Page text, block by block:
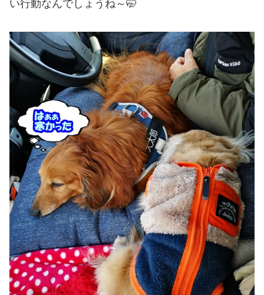
い行動なんでしょうね～🤭